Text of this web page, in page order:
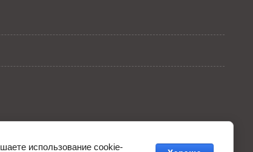
использование cookie-